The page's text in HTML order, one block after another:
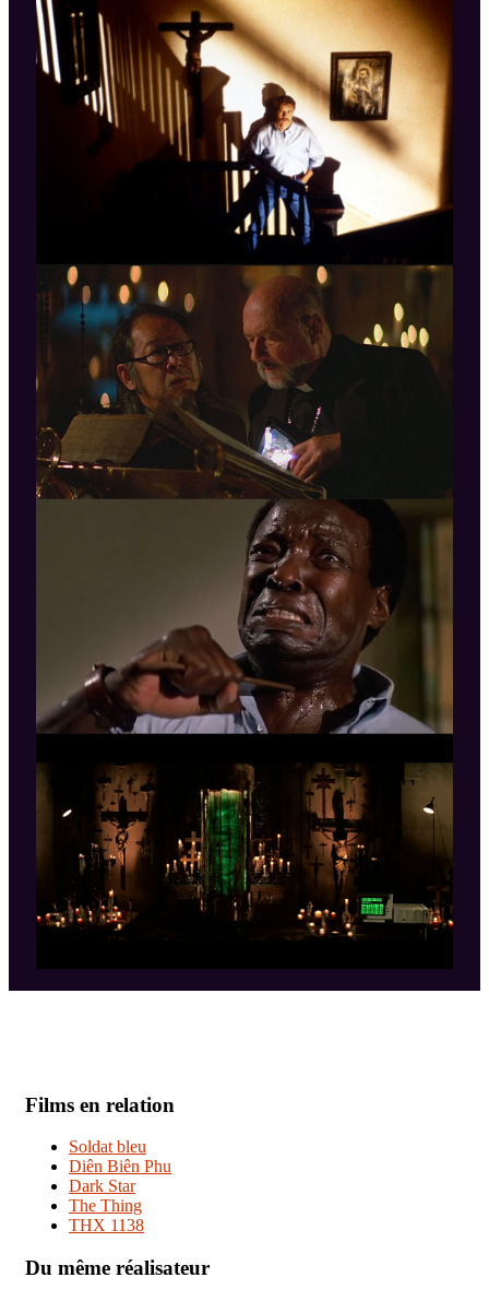
Films en relation
Soldat bleu
Diên Biên Phu
Dark Star
The Thing
THX 1138
Du même réalisateur